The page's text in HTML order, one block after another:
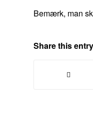
Bemærk, man
Share this entry